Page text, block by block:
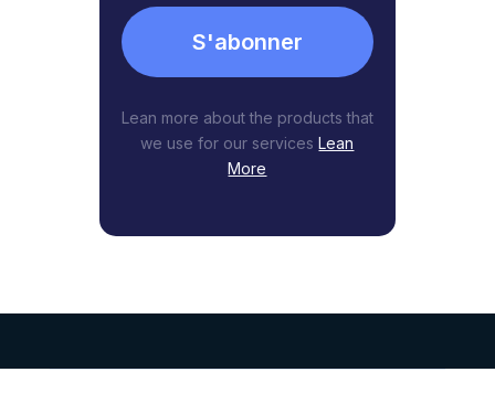
S'abonner
Lean more about the products that
we use for our servicesLean
More